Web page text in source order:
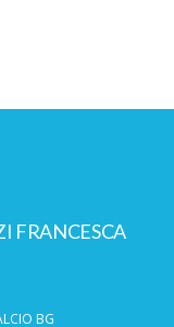
FRANCESCA
BG